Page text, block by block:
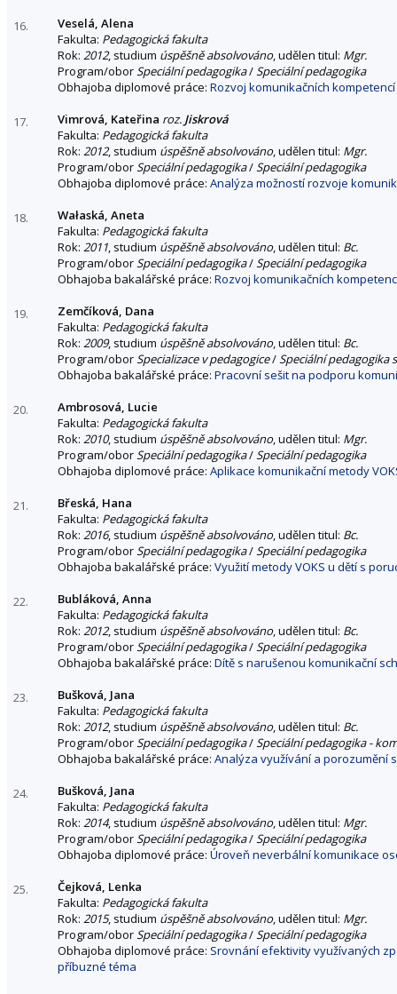
16.
Veselá, Alena
Fakulta: Pedagogická fakulta
Rok: 2012, studium úspěšně absolvováno, udělen titul: Mgr.
Program/oborSpeciální pedagogika/Speciální pedagogika
Obhajoba diplomové práce: Rozvoj komunikačních
17. Vimrová, Kateřina roz. Jiskrová
Fakulta: Pedagogická fakulta
Rok: 2012, studium úspěšně absolvováno, udělen titul: Mgr.
Program/oborSpeciální pedagogika/Speciální pedagogika
Obhajoba diplomové práce: Analýza možností rozvoje
18.
Wałaská, Aneta
Fakulta: Pedagogická fakulta
Rok: 2011, studium úspěšně absolvováno, udělen titul: Bc.
Program/oborSpeciální pedagogika/Speciální pedagogika
Obhajoba bakalářské práce: Rozvoj komunikačních
19.
Zemčíková, Dana
Fakulta: Pedagogická fakulta
Rok: 2009, studium úspěšně absolvováno, udělen titul: Bc.
Program/oborSpecializace v pedagogice/Speciální pedagogika
Obhajoba bakalářské práce: Pracovní sešit na podporu
20.
Ambrosová, Lucie
Fakulta: Pedagogická fakulta
Rok: 2010, studium úspěšně absolvováno, udělen titul: Mgr.
Program/oborSpeciální pedagogika/Speciální pedagogika
Obhajoba diplomové práce: Aplikace komunikační metody
21.
Břeská, Hana
Fakulta: Pedagogická fakulta
Rok: 2016, studium úspěšně absolvováno, udělen titul: Bc.
Program/oborSpeciální pedagogika/Speciální pedagogika
Obhajoba bakalářské práce: Využití metody VOKS u dětí s
22.
Bubláková, Anna
Fakulta: Pedagogická fakulta
Rok: 2012, studium úspěšně absolvováno, udělen titul: Bc.
Program/oborSpeciální pedagogika/Speciální pedagogika
Obhajoba bakalářské práce: Dítě s narušenou komunikační
23.
Bušková, Jana
Fakulta: Pedagogická fakulta
Rok: 2012, studium úspěšně absolvováno, udělen titul: Bc.
Program/oborSpeciální pedagogika/Speciální pedagogika -
Obhajoba bakalářské práce: Analýza využívání a porozumění
24.
Bušková, Jana
Fakulta: Pedagogická fakulta
Rok: 2014, studium úspěšně absolvováno, udělen titul: Mgr.
Program/oborSpeciální pedagogika/Speciální pedagogika
Obhajoba diplomové práce: Úroveň neverbální komunikace
25.
Čejková, Lenka
Fakulta: Pedagogická fakulta
Rok: 2015, studium úspěšně absolvováno, udělen titul: Mgr.
Program/oborSpeciální pedagogika/Speciální pedagogika
Obhajoba diplomové práce: Srovnání efektivity využívaných
příbuzné téma